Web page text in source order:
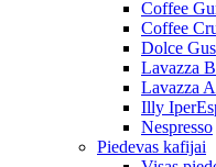
Coffee
Coffee
Dolce
Lavazza
Lavazza
Illy
Nespresso
Piedevas kafijai